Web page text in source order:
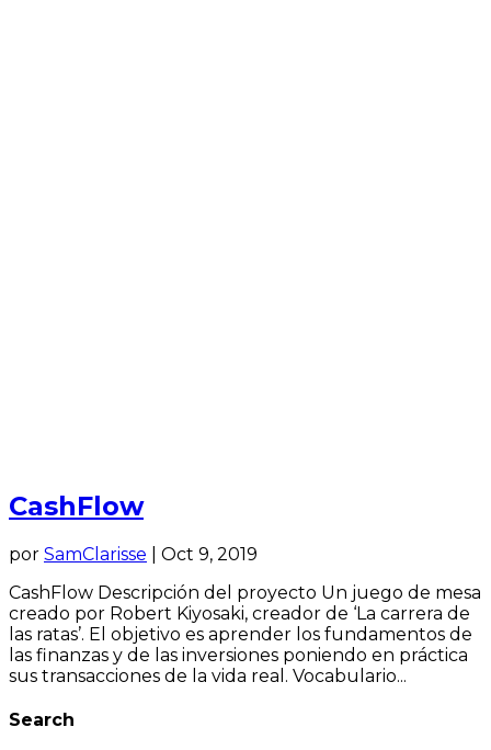
CashFlow
por SamClarisse
Oct 9, 2019
CashFlow Descripción del proyecto Un juego de mesa
creado por Robert Kiyosaki, creador de ‘La carrera de
las ratas’. El objetivo es aprender los fundamentos de
las finanzas y de las inversiones poniendo en práctica
sus transacciones de la vida real. Vocabulario...
Search